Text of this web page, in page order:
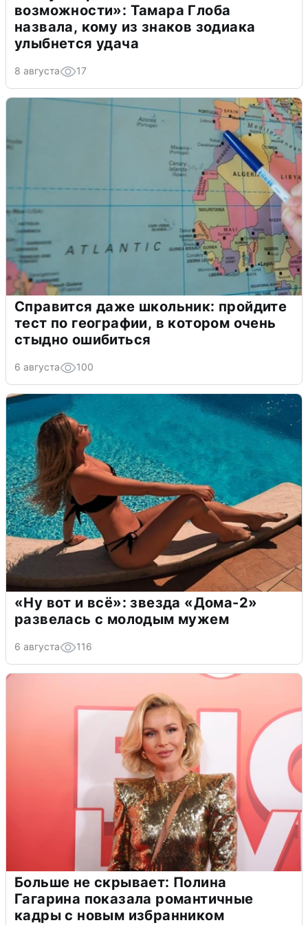
возможности»: Тамара Глоба
назвала, кому из знаков зодиака
улыбнется удача
8 августа 17
Справится даже школьник: пройдите
тест по географии, в котором очень
стыдно ошибиться
6 августа 100
«Ну вот и всё»: звезда «Дома-2»
развелась с молодым мужем
6 августа 116
Больше не скрывает: Полина
Гагарина показала романтичные
кадры с новым избранником